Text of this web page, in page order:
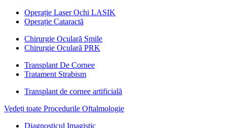
Operație Laser Ochi LASIK
Operație Cataractă
Chirurgie Oculară Smile
Chirurgie Oculară PRK
Transplant De Cornee
Tratament Strabism
Transplant de cornee artificială
Vedeți toate Procedurile Oftalmologie
Diagnosticul Imagistic